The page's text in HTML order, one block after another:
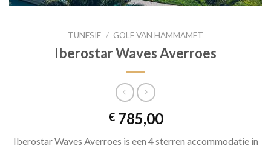
TUNESIË / GOLF VAN HAMMAMET
Iberostar Waves Averroes
€785,00
Iberostar Waves Averroes is een 4 sterren accommodatie in